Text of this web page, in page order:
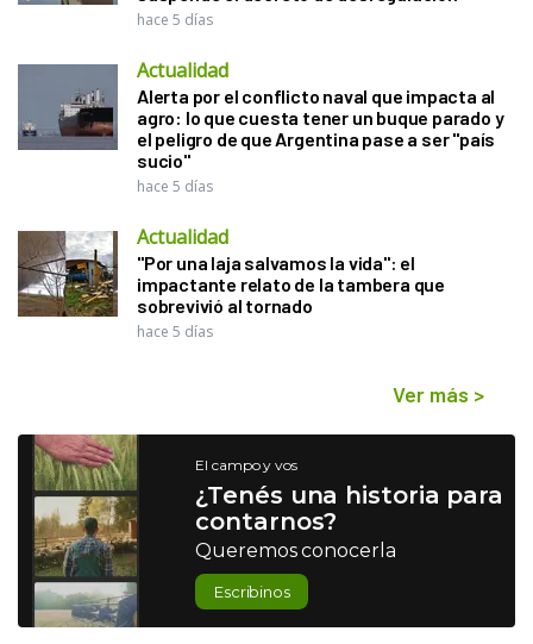
hace 5 días
Actualidad
Alerta por el conflicto naval que impacta al
agro: lo que cuesta tener un buque parado y
el peligro de que Argentina pase a ser "país
sucio"
hace 5 días
Actualidad
"Por una laja salvamos la vida": el
impactante relato de la tambera que
sobrevivió al tornado
hace 5 días
Ver más >
El campo y vos
¿Tenés una historia para
contarnos?
Queremos conocerla
Escribinos